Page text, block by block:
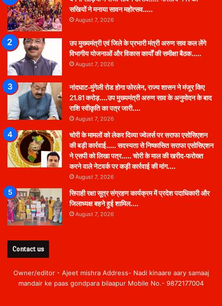
सखियों ने मनाया सावन महोत्सव…..
August 7, 2026
उप मुख्यमंत्री एवं जिले के प्रभारी मंत्री अरुण साव कल लेंगे
विभागीय योजनाओं और विकास कार्यों की समीक्षा बैठक…..
August 7, 2026
नांदघाट-मुंगेली रोड होगा फोरलेन, राज्य शासन ने मंजूर किए
21.81 करोड़….उप मुख्यमंत्री अरुण साव के अनुमोदन के बाद
राशि स्वीकृति का पत्र जारी….
August 7, 2026
चोरी के मामलों को लेकर दिव्या ज्वेलर्स पर सराफा एसोसिएशन
की बड़ी कार्रवाई….. सदस्यता से निष्कासित सराफा एसोसिएशन
ने एसपी को लिखा पत्र….. चोरी के माल की खरीद-फरोख्त
करने वाले नेटवर्क पर कड़ी कार्रवाई की मांग….
August 7, 2026
सिपाही रक्षा सूत्र संग्रहण कार्यक्रम में प्रदेश पदाधिकारी और
जिलाध्यक्ष बहने हुई शामिल….
August 7, 2026
Contact us
Owner/editor - Ajeet mishra Address- Nadi kinaare aary samaaj
mandair ke paas gondpara bilaapur Mobile No.- 9872177004